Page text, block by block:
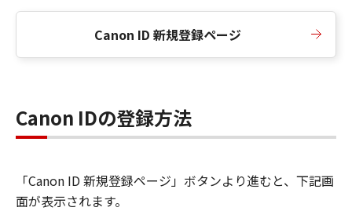
Canon ID 新規登録ページ
Canon IDの登録方法
「Canon ID 新規登録ページ」ボタンより進むと、下記画
面が表示されます。